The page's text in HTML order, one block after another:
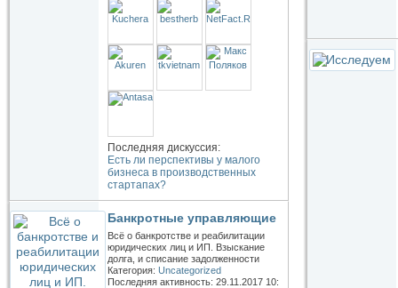
Последняя дискуссия:
Есть ли перспективы у малого
бизнеса в производственных
стартапах?
Банкротные управляющие
Всё о банкротстве и реабилитации
юридических лиц и ИП. Взыскание
долга, и списание задолженности
Категория: Uncategorized
Последняя активность: 29.11.2017 10:19